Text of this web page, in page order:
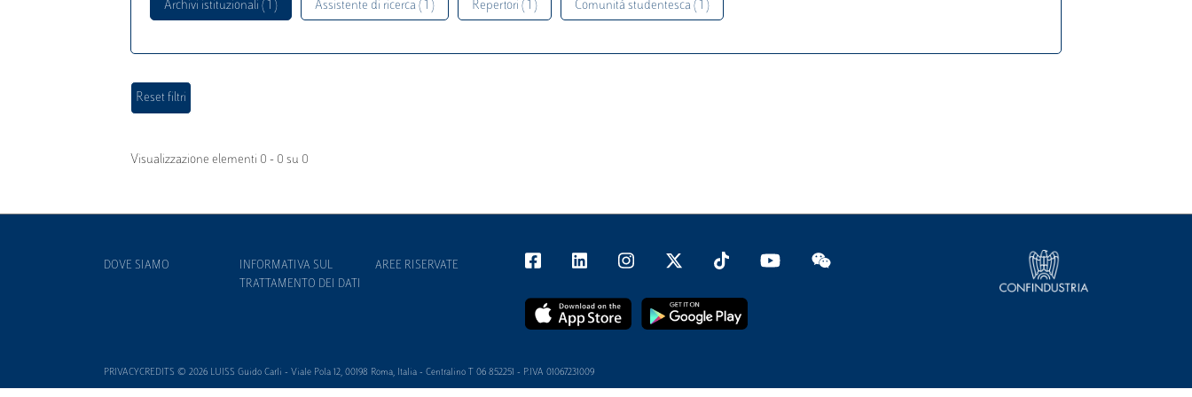
Archivi istituzionali ( 1 ) Assistente di ricerca ( 1 ) Repertori ( 1 ) Comunità studentesca ( 1 )
Visualizzazione elementi 0 - 0 su 0
DOVE SIAMO
INFORMATIVA SUL
TRATTAMENTO DEI DATI
AREE RISERVATE
PRIVACYCREDITS © 2026 LUISS Guido Carli - Viale Pola 12, 00198 Roma, Italia - Centralino T 06 852251 - P.IVA 01067231009